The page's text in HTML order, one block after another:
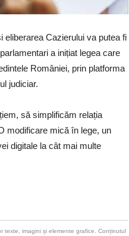
eliberarea Cazierului va putea fi
a inițiat legea care
României, prin platforma
judiciar.
să simplificăm relația
modificare mică în lege, un
digitale la cât mai multe
texte, imagini și elemente grafice. Conținutul